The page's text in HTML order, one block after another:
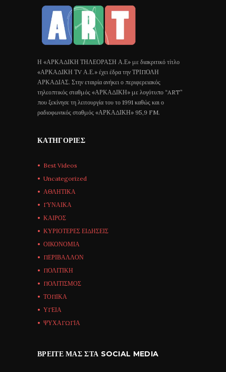
Η «ΑΡΚΑΔΙΚΗ ΤΗΛΕΟΡΑΣΗ Α.Ε» με διακριτικό τίτλο
«ΑΡΚΑΔΙΚΗ ΤV Α.Ε.» έχει έδρα την ΤΡΙΠΟΛΗ
ΑΡΚΑΔΙΑΣ. Στην εταιρία ανήκει ο περιφερειακός
τηλεοπτικός σταθμός «ΑΡΚΑΔΙΚΗ» με λογότυπο “ART”
που ξεκίνησε τη λειτουργία του το 1991 καθώς και ο
ραδιοφωνικός σταθμός «ΑΡΚΑΔΙΚΗ» 95,9 FM.
ΚΑΤΗΓΟΡΊΕΣ
Best Videos
Uncategorized
ΑΘΛΗΤΙΚΑ
ΓΥΝΑΙΚΑ
ΚΑΙΡΟΣ
ΚΥΡΙΟΤΕΡΕΣ ΕΙΔΗΣΕΙΣ
ΟΙΚΟΝΟΜΙΑ
ΠΕΡΙΒΑΛΛΟΝ
ΠΟΛΙΤΙΚΗ
ΠΟΛΙΤΙΣΜΟΣ
ΤΟΠΙΚΑ
ΥΓΕΙΑ
ΨΥΧΑΓΩΓΙΑ
ΒΡΕΊΤΕ ΜΑΣ ΣΤΑ SOCIAL MEDIA